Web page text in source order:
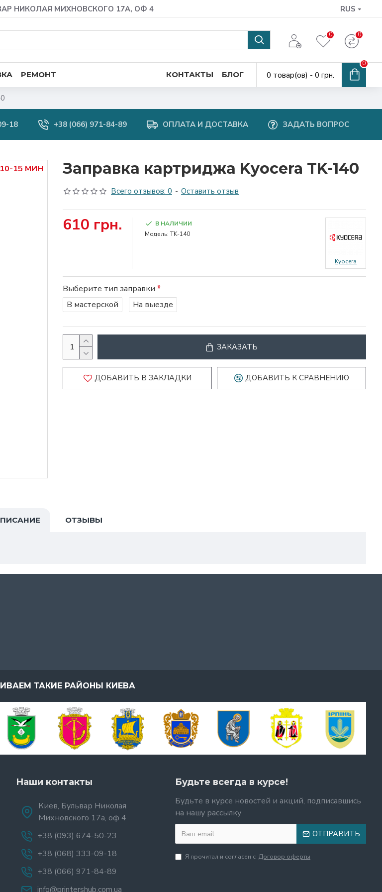
НИКОЛАЯ МИХНОВСКОГО 17А, ОФ 4 RUS
0 0
РЕМОНТ КОНТАКТЫ БЛОГ 0 товар(ов) - 0 грн.
0
18 +38 (066) 971-84-89 ОПЛАТА И ДОСТАВКА ЗАДАТЬ ВОПРОС
10-15 МИН Заправка картриджа Kyocera TK-140
Всего отзывов: 0 - Оставить отзыв
610 грн.
В НАЛИЧИИ
Модель: TK-140
Kyocera
Выберите тип заправки
В мастерской
На выезде
ЗАКАЗАТЬ
ДОБАВИТЬ В ЗАКЛАДКИ ДОБАВИТЬ К СРАВНЕНИЮ
ОТЗЫВЫ
ТАКИЕ РАЙОНЫ КИЕВА
Наши контакты
Киев, Бульвар Николая
Михновского 17а, оф 4
+38 (093) 674-50-23
+38 (068) 333-09-18
+38 (066) 971-84-89
info@printershub.com.ua
Будьте всегда в курсе!
Будьте в курсе новостей и акций, подписавшись
на нашу рассылку
ОТПРАВИТЬ
Я прочитал и согласен с Договор оферты